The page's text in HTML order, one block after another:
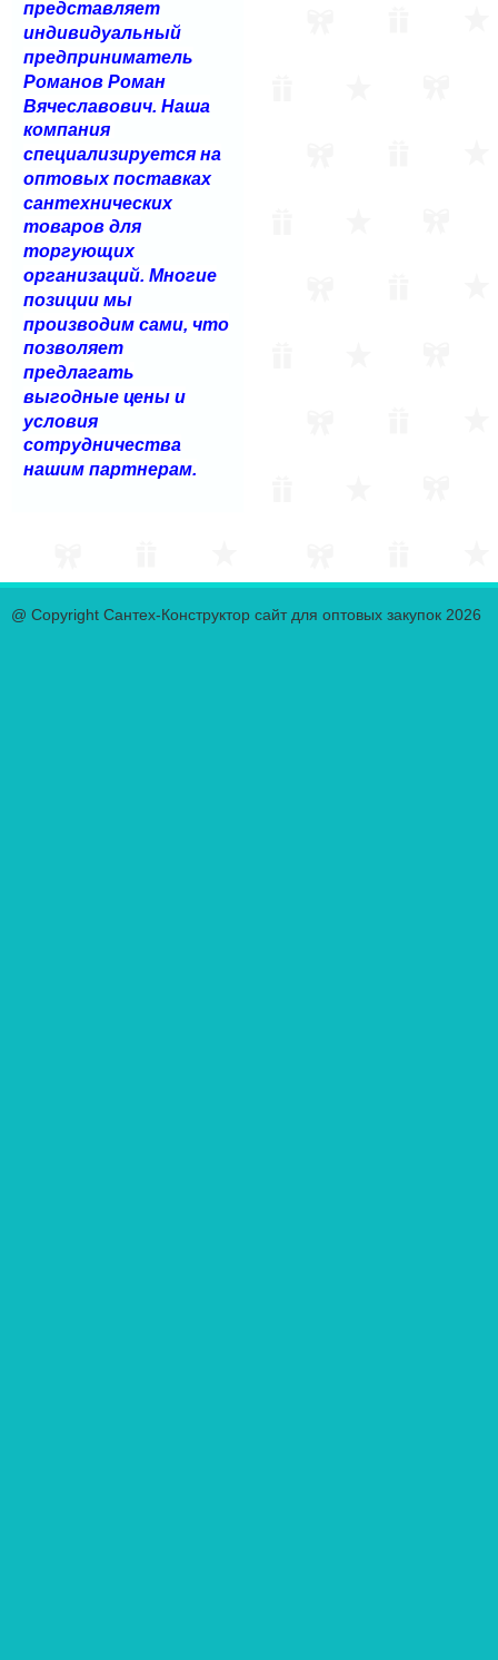
представляет
индивидуальный
предприниматель
Романов Роман
Вячеславович. Наша
компания
специализируется на
оптовых поставках
сантехнических
товаров для
торгующих
организаций. Многие
позиции мы
производим сами, что
позволяет
предлагать
выгодные цены и
условия
сотрудничества
нашим партнерам.
@ Copyright Сантех-Конструктор сайт для оптовых закупок 2026